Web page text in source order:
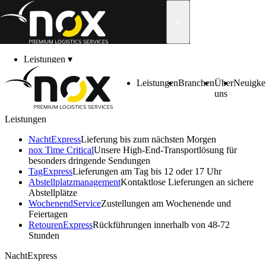
Skip to content
Leistungen ▾
Branchen
Über uns ▾
Neuigkeiten
▾
Karriere▾
Kontakt
Kundenbereich
LeistungenBranchenÜber
uns
Leistungen
NachtExpressLieferung bis zum nächsten Morgen
nox Time CriticalUnsere High-End-Transportlösung für
besonders dringende Sendungen
TagExpressLieferungen am Tag bis 12 oder 17 Uhr
Abstell­platz­manage­mentKontaktlose Lieferungen an sichere
Abstellplätze
Wochenend­ServiceZustellungen am Wochenende und
Feiertagen
Retouren­ExpressRückführungen innerhalb von 48-72
Stunden
NachtExpress
Umweltfreundlich und schnell
Reifen
Pünktliche Lieferung für maximale Kundenzufriedenheit